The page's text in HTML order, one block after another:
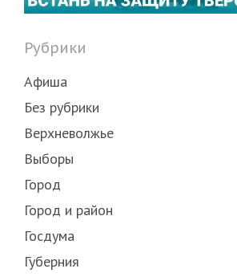
Рубрики
Афиша
Без рубрики
Верхневолжье
Выборы
Город
Город и район
Госдума
Губерния